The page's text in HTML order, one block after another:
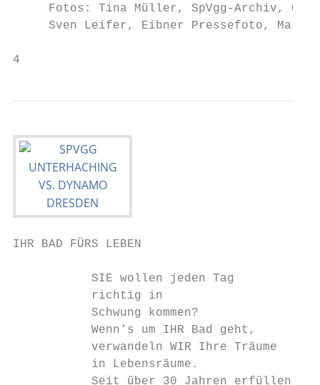
Fotos: Tina Müller, SpVgg-Archiv,
Sven Leifer, Eibner Pressefoto,
4
IHR BAD FÜRS LEBEN
           SIE wollen jeden Tag
           richtig in
           Schwung kommen?
           Wenn‘s um IHR Bad geht,
           verwandeln WIR Ihre Träume
           in Lebensräume.
           Seit über 30 Jahren erfüllen wir